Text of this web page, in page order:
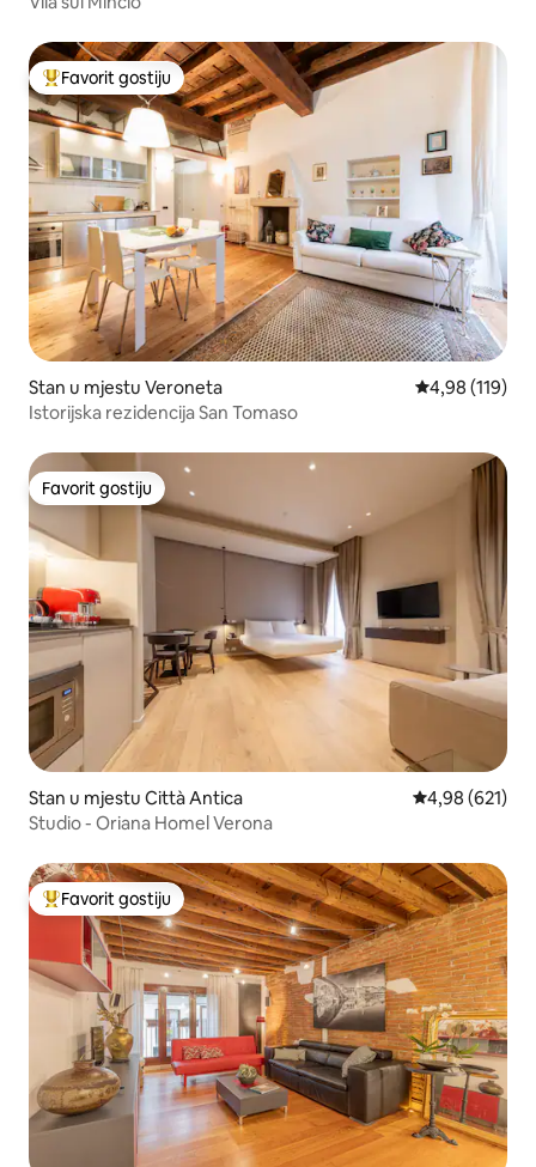
Glavni favorit gostiju
Favorit gostiju
Stan u mjestu Veroneta prosječna
4,98 (119)
Istorijska rezidencija San Tomaso
Favorit gostiju
Favorit gostiju
Stan u mjestu Città Antica prosječna
4,98 (621)
Studio - Oriana Homel Verona
Glavni favorit gostiju
Favorit gostiju